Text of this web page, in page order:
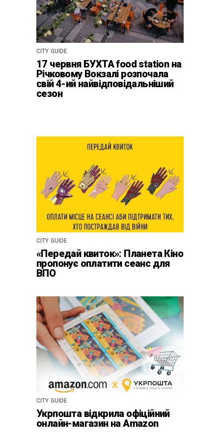
CITY GUIDE
17 червня БУХТА food station на
Річковому Вокзалі розпочала
свій 4-ий найвідповідальніший
сезон
CITY GUIDE
«Передай квиток»: Планета Кіно
пропонує оплатити сеанс для
ВПО
CITY GUIDE
Укрпошта відкрила офіційний
онлайн-магазин на Amazon